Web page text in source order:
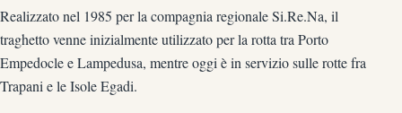
Realizzato nel 1985 per la compagnia regionale Si.Re.Na, il
traghetto venne inizialmente utilizzato per la rotta tra Porto
Empedocle e Lampedusa, mentre oggi è in servizio sulle rotte fra
Trapani e le Isole Egadi.